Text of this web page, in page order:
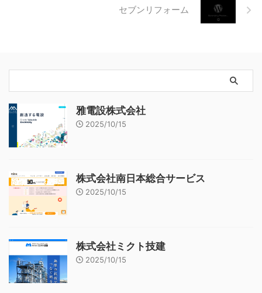
セブンリフォーム
雅電設株式会社
2025/10/15
株式会社南日本総合サービス
2025/10/15
株式会社ミクト技建
2025/10/15